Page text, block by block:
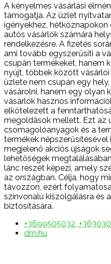
A kényelmes vásárlási
támogatja. Az üzlet
igényekhez,
autós vásárlók számára
rendelkezésre. A fizetés
ami tovább egyszerűsíti a
csupán termékeket, hanem
nyújt, többek között
üzlete nem csupán egy
vásárolni, hanem egy olyan
vásárlók hasznos
elkötelezett a
megoldások mellett. Ezt az
csomagolóanyagok és a
termékek népszerűsítésével
megjelenő akciós újságok
lehetőségek
lánc részét képezi, amely
az országban. Célja, hogy
távozzon, ezért
színvonalú kiszolgálásra és
biztosítására.
+3699505032,
dm.hu